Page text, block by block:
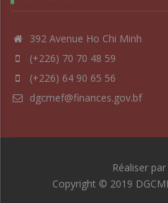
392 Avenue Ho Chi Minh
(+226) 70 70 48 59
(+226) 64 90 65 56
dgcmef@finances.gov.bf
Réaliser par
Copyright © 2019